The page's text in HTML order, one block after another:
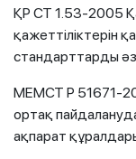
ҚР СТ 1.53-2005
қажеттіліктерін
стандарттарды
МЕМСТ Р 51671-
ортақ
ақпарат